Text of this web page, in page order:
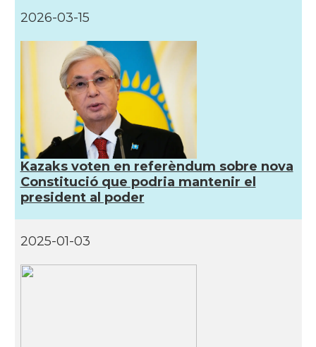
2026-03-15
Kazaks voten en referèndum sobre nova
Constitució que podria mantenir el
president al poder
2025-01-03